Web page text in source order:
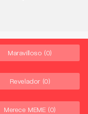
Maravilloso (0)
Revelador (0)
Merece MEME (0)